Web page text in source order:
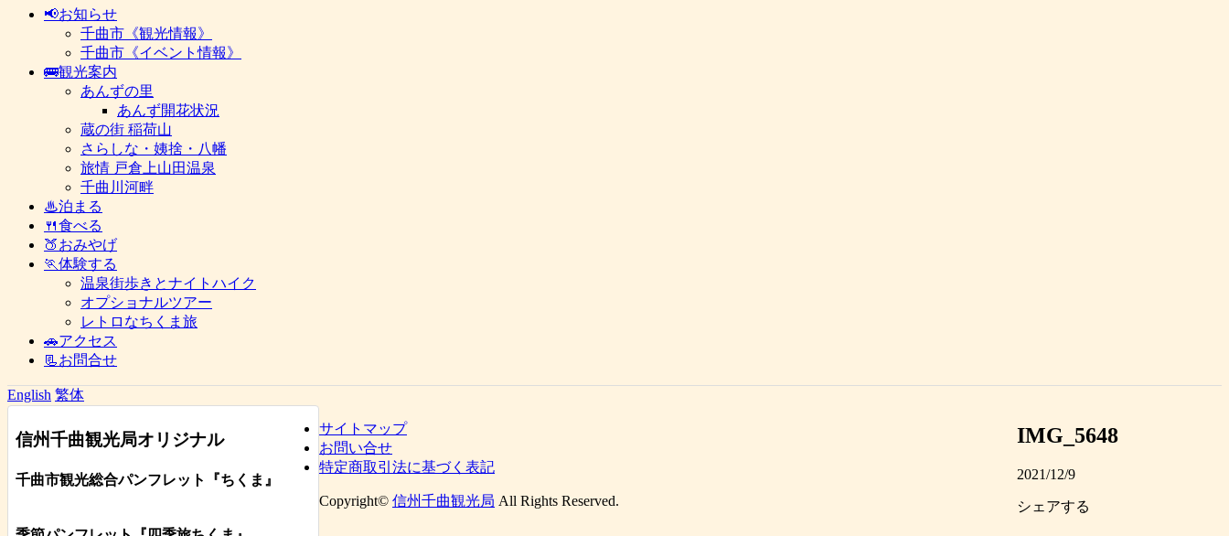
📢お知らせ
千曲市《観光情報》
千曲市《イベント情報》
🚌観光案内
あんずの里
あんず開花状況
蔵の街 稲荷山
さらしな・姨捨・八幡
旅情 戸倉上山田温泉
千曲川河畔
♨泊まる
🍴食べる
🍑おみやげ
🏃体験する
温泉街歩きとナイトハイク
オプショナルツアー
レトロなちくま旅
🚗アクセス
📃お問合せ
English 繁体
IMG_5648
2021/12/9
シェアする
信州千曲観光局オリジナル
千曲市観光総合パンフレット 『ちくま 』
サイトマップ
お問い合せ
特定商取引法に基づく表記
Copyright© 信州千曲観光局 All Rights Reserved.